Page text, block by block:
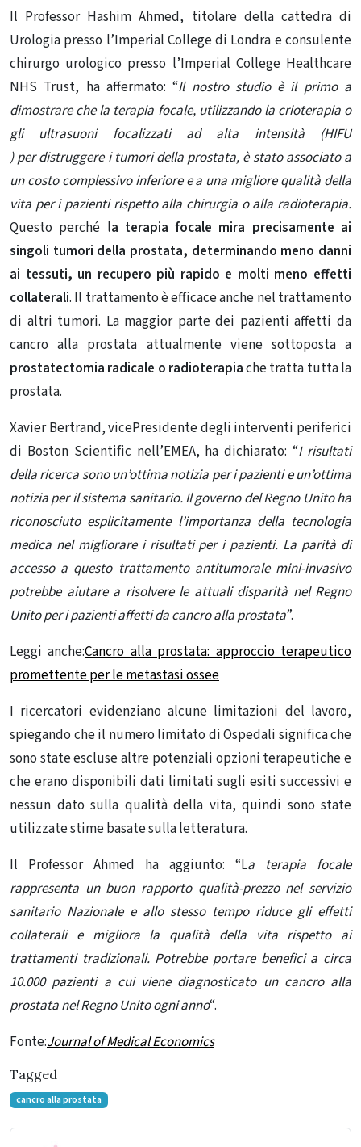
Il Professor Hashim Ahmed, titolare della cattedra di
Urologia presso l’Imperial College di Londra e consulente
chirurgo urologico presso l’Imperial College Healthcare
NHS Trust, ha affermato: “Il nostro studio è il primo a
dimostrare che la terapia focale, utilizzando la crioterapia o
gli ultrasuoni focalizzati ad alta intensità (HIFU
)per distruggere i tumori della prostata, è stato associato a
un costo complessivo inferiore e a una migliore qualità della
vita per i pazienti rispetto alla chirurgia o alla radioterapia.
Questo perché la terapia focale mira precisamente ai
singoli tumori della prostata, determinando meno danni
ai tessuti, un recupero più rapido e molti meno effetti
collaterali. Il trattamento è efficace anche nel trattamento
di altri tumori. La maggior parte dei pazienti affetti da
cancro alla prostata attualmente viene sottoposta a
prostatectomia radicale o radioterapiache tratta tutta la
prostata.
Xavier Bertrand, vicePresidente degli interventi periferici
di Boston Scientific nell’EMEA, ha dichiarato: “I risultati
della ricerca sono un’ottima notizia per i pazienti e un’ottima
notizia per il sistema sanitario. Il governo del Regno Unito ha
riconosciuto esplicitamente l’importanza della tecnologia
medica nel migliorare i risultati per i pazienti. La parità di
accesso a questo trattamento antitumorale mini-invasivo
potrebbe aiutare a risolvere le attuali disparità nel Regno
Unito per i pazienti affetti da cancro alla prostata”.
Leggi anche:Cancro alla prostata: approccio terapeutico
promettente per le metastasi ossee
I ricercatori evidenziano alcune limitazioni del lavoro,
spiegando che il numero limitato di Ospedali significa che
sono state escluse altre potenziali opzioni terapeutiche e
che erano disponibili dati limitati sugli esiti successivi e
nessun dato sulla qualità della vita, quindi sono state
utilizzate stime basate sulla letteratura.
Il Professor Ahmed ha aggiunto: “La terapia focale
rappresenta un buon rapporto qualità-prezzo nel servizio
sanitario Nazionale e allo stesso tempo riduce gli effetti
collaterali e migliora la qualità della vita rispetto ai
trattamenti tradizionali. Potrebbe portare benefici a circa
10.000 pazienti a cui viene diagnosticato un cancro alla
prostata nel Regno Unitoogni anno“.
Fonte:Journal of Medical Economics
Tagged
cancro alla prostata